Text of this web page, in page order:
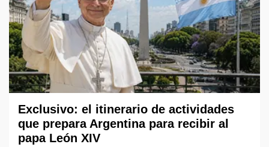
Exclusivo: el itinerario de actividades
que prepara Argentina para recibir al
papa León XIV